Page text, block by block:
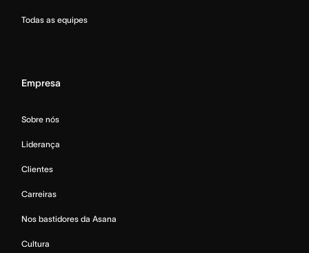
Todas as equipes
Empresa
Sobre nós
Liderança
Clientes
Carreiras
Nos bastidores da Asana
Cultura